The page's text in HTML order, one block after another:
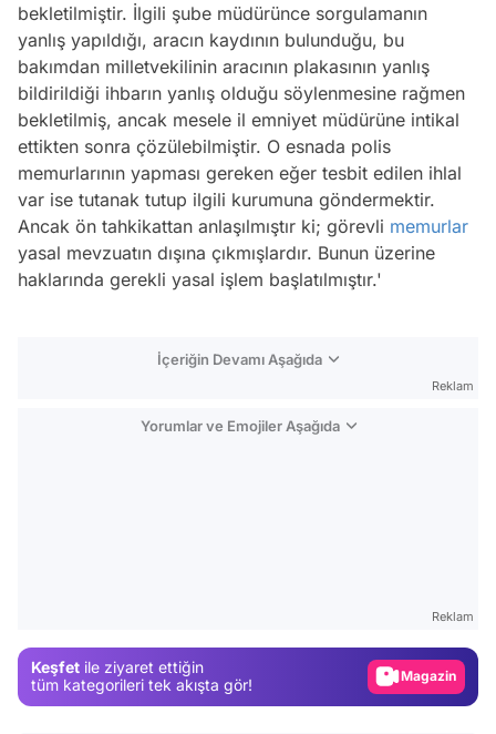
bekletilmiştir. İlgili şube müdürünce sorgulamanın
yanlış yapıldığı, aracın kaydının bulunduğu, bu
bakımdan milletvekilinin aracının plakasının yanlış
bildirildiği ihbarın yanlış olduğu söylenmesine rağmen
bekletilmiş, ancak mesele il emniyet müdürüne intikal
ettikten sonra çözülebilmiştir. O esnada polis
memurlarının yapması gereken eğer tesbit edilen ihlal
var ise tutanak tutup ilgili kurumuna göndermektir.
Ancak ön tahkikattan anlaşılmıştır ki; görevli memurlar
yasal mevzuatın dışına çıkmışlardır. Bunun üzerine
haklarında gerekli yasal işlem başlatılmıştır.'
İçeriğin Devamı Aşağıda
Reklam
Yorumlar ve Emojiler Aşağıda
Reklam
Keşfet ile ziyaret ettiğin
tüm kategorileri tek akışta gör!
Magazin